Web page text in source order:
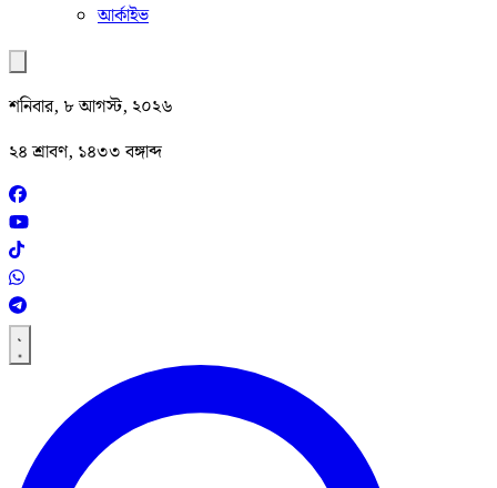
আর্কাইভ
শনিবার, ৮ আগস্ট, ২০২৬
২৪ শ্রাবণ, ১৪৩৩ বঙ্গাব্দ